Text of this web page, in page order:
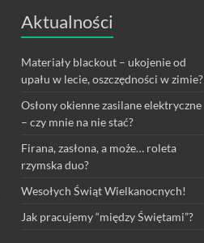
Aktualności
Materiały blackout – ukojenie od
upału w lecie, oszczędności w zimie?
Osłony okienne zasilane elektryczne
– czy mnie na nie stać?
Firana, zasłona, a może… roleta
rzymska duo?
Wesołych Świąt Wielkanocnych!
Jak pracujemy “między Świętami”?